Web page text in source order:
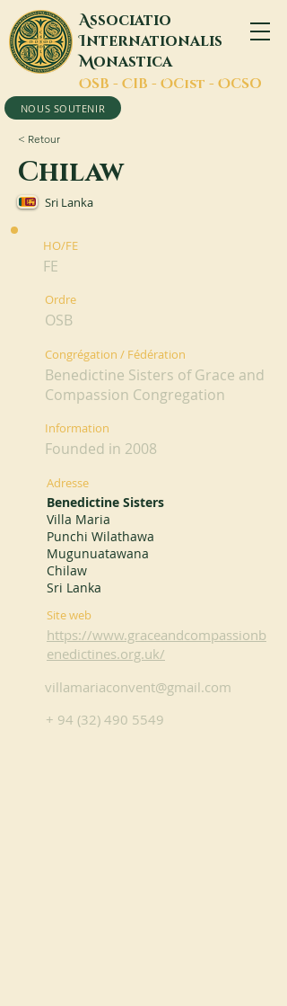
Associatio
Internationalis
Monastica
OSB - CIB - OCist - OCSO
NOUS SOUTENIR
< Retour
Chilaw
Sri Lanka
HO/FE
FE
Ordre
OSB
Congrégation / Fédération
Benedictine Sisters of Grace and
Compassion Congregation
Information
Founded in 2008
Adresse
Benedictine Sisters
Villa Maria
Punchi Wilathawa
Mugunuatawana
Chilaw
Sri Lanka
Site web
https://www.graceandcompassionb
enedictines.org.uk/
villamariaconvent@gmail.com
+ 94 (32) 490 5549